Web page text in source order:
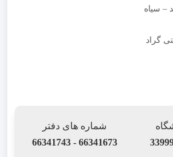
– سیاه
شماره های دفتر
66341673 - 66341743